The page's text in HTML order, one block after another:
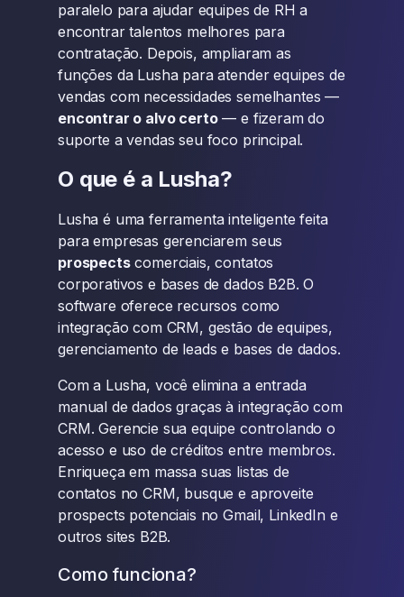
paralelo para ajudar equipes de RH a
encontrar talentos melhores para
contratação. Depois, ampliaram as
funções da Lusha para atender equipes de
vendas com necessidades semelhantes —
encontrar o alvo certo— e fizeram do
suporte a vendas seu foco principal.
O que é a Lusha?
Lusha é uma ferramenta inteligente feita
para empresas gerenciarem seus
prospectscomerciais, contatos
corporativos e bases de dados B2B. O
software oferece recursos como
integração com CRM, gestão de equipes,
gerenciamento de leads e bases de dados.
Com a Lusha, você elimina a entrada
manual de dados graças à integração com
CRM. Gerencie sua equipe controlando o
acesso e uso de créditos entre membros.
Enriqueça em massa suas listas de
contatos no CRM, busque e aproveite
prospects potenciais no Gmail, LinkedIn e
outros sites B2B.
Como funciona?